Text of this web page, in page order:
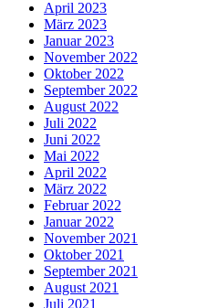
April 2023
März 2023
Januar 2023
November 2022
Oktober 2022
September 2022
August 2022
Juli 2022
Juni 2022
Mai 2022
April 2022
März 2022
Februar 2022
Januar 2022
November 2021
Oktober 2021
September 2021
August 2021
Juli 2021